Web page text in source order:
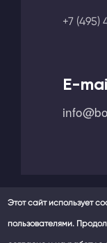
+7 (495)
E-
Мы в
Этот сайт использует
пользователями.